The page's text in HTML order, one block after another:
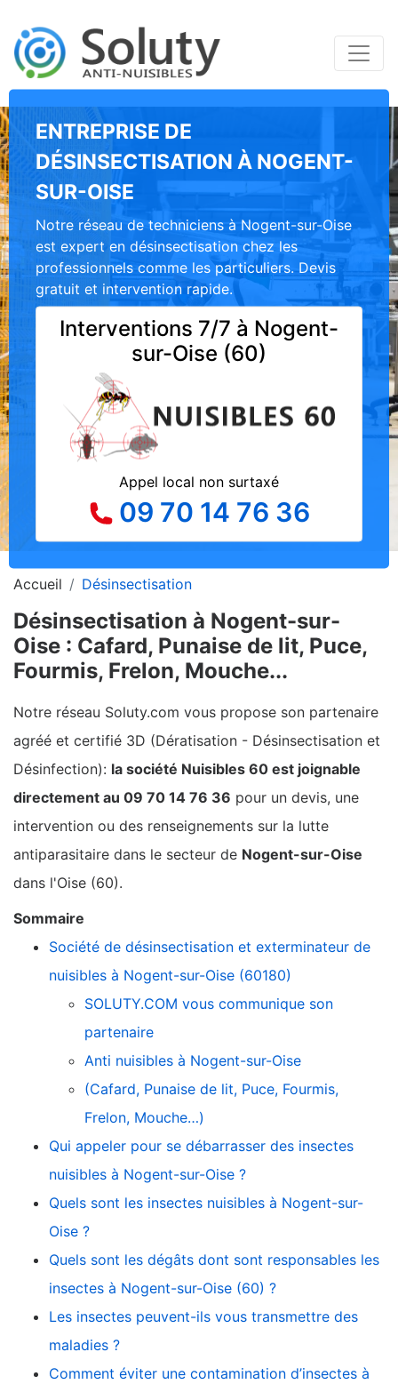
ENTREPRISE DE
DÉSINSECTISATION À NOGENT-
SUR-OISE
Notre réseau de techniciens à Nogent-sur-Oise
est expert en désinsectisation chez les
professionnels comme les particuliers. Devis
gratuit et intervention rapide.
Interventions 7/7 à Nogent-
sur-Oise (60)
Appel local non surtaxé
09 70 14 76 36
Accueil Désinsectisation
Désinsectisation à Nogent-sur-
Oise : Cafard, Punaise de lit, Puce,
Fourmis, Frelon, Mouche...
Notre réseau Soluty.com vous propose son partenaire
agréé et certifié 3D (Dératisation - Désinsectisation et
Désinfection): la société Nuisibles 60 est joignable
directement au 09 70 14 76 36 pour un devis, une
intervention ou des renseignements sur la lutte
antiparasitaire dans le secteur de Nogent-sur-Oise
dans l'Oise (60).
Sommaire
Société de désinsectisation et exterminateur de
nuisibles à Nogent-sur-Oise (60180)
SOLUTY.COM vous communique son
partenaire
Anti nuisibles à Nogent-sur-Oise
(Cafard, Punaise de lit, Puce, Fourmis,
Frelon, Mouche…)
Qui appeler pour se débarrasser des insectes
nuisibles à Nogent-sur-Oise ?
Quels sont les insectes nuisibles à Nogent-sur-
Oise ?
Quels sont les dégâts dont sont responsables les
insectes à Nogent-sur-Oise (60) ?
Les insectes peuvent-ils vous transmettre des
maladies ?
Comment éviter une contamination d’insectes à